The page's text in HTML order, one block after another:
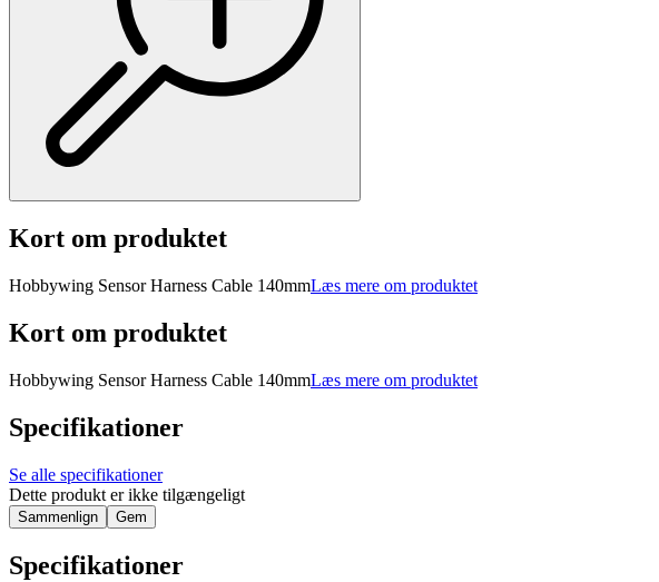
Kort om produktet
Hobbywing Sensor Harness Cable 140mmLæs mere om produktet
Kort om produktet
Hobbywing Sensor Harness Cable 140mmLæs mere om produktet
Specifikationer
Se alle specifikationer
Dette produkt er ikke tilgængeligt
Sammenlign Gem
Specifikationer